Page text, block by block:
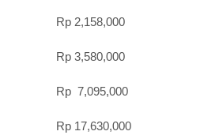
gr Rp 2,158,000
gr Rp 3,580,000
gr Rp 7,095,000
gr Rp 17,630,000